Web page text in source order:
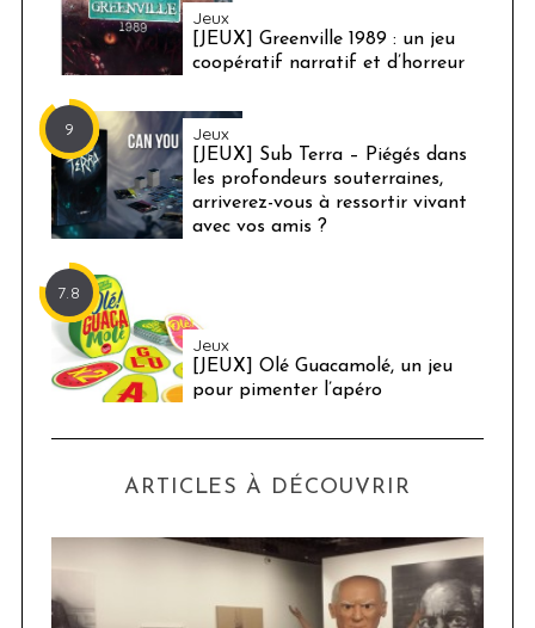
Jeux
[JEUX] Greenville 1989 : un jeu
coopératif narratif et d’horreur
9 Jeux
[JEUX] Sub Terra – Piégés dans
les profondeurs souterraines,
arriverez-vous à ressortir vivant
avec vos amis ?
7.8
Jeux
[JEUX] Olé Guacamolé, un jeu
pour pimenter l’apéro
ARTICLES À DÉCOUVRIR